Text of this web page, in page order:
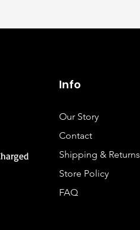
Info
Our Story
Contact
Shipping & Returns
Store Policy
FAQ